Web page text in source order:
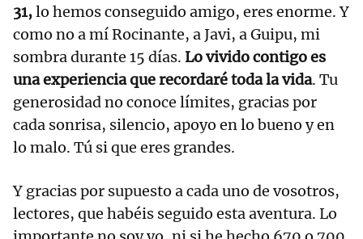
31,lo hemos conseguido amigo, eres enorme. Y
como no a mí Rocinante, a Javi, a Guipu, mi
sombra durante 15 días. Lo vivido contigo es
una experiencia que recordaré toda la vida. Tu
generosidad no conoce límites, gracias por
cada sonrisa, silencio, apoyo en lo bueno y en
lo malo. Tú si que eres grandes.
Y gracias por supuesto a cada uno de vosotros,
lectores, que habéis seguido esta aventura. Lo